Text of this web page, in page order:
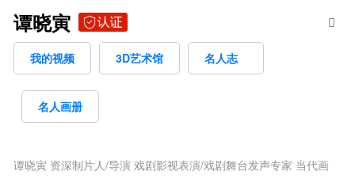
谭晓寅
我的视频 3D艺术馆 名人志
名人画册
谭晓寅 资深制片人/导演 戏剧影视表演/戏剧舞台发声专家 当代画